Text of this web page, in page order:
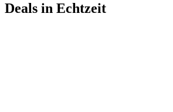
Deals in Echtzeit